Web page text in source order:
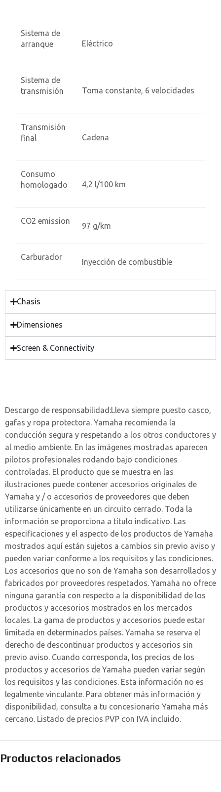
Sistema de
arranque
Eléctrico
Sistema de
transmisión
Toma constante, 6 velocidades
Transmisión
final
Cadena
Consumo
homologado
4,2 l/100 km
CO2 emission
97 g/km
Carburador
Inyección de combustible
Chasis
Dimensiones
Screen & Connectivity
Descargo de responsabilidad:Lleva siempre puesto casco,
gafas y ropa protectora. Yamaha recomienda la
conducción segura y respetando a los otros conductores y
al medio ambiente. En las imágenes mostradas aparecen
pilotos profesionales rodando bajo condiciones
controladas. El producto que se muestra en las
ilustraciones puede contener accesorios originales de
Yamaha y / o accesorios de proveedores que deben
utilizarse únicamente en un circuito cerrado. Toda la
información se proporciona a título indicativo. Las
especificaciones y el aspecto de los productos de Yamaha
mostrados aquí están sujetos a cambios sin previo aviso y
pueden variar conforme a los requisitos y las condiciones.
Los accesorios que no son de Yamaha son desarrollados y
fabricados por proveedores respetados. Yamaha no ofrece
ninguna garantía con respecto a la disponibilidad de los
productos y accesorios mostrados en los mercados
locales. La gama de productos y accesorios puede estar
limitada en determinados países. Yamaha se reserva el
derecho de descontinuar productos y accesorios sin
previo aviso. Cuando corresponda, los precios de los
productos y accesorios de Yamaha pueden variar según
los requisitos y las condiciones. Esta información no es
legalmente vinculante. Para obtener más información y
disponibilidad, consulta a tu concesionario Yamaha más
cercano. Listado de precios PVP con IVA incluido.
Productos relacionados